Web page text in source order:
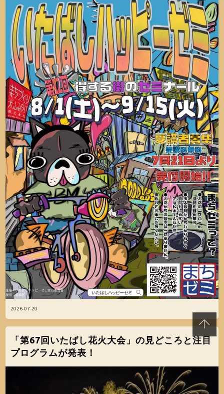
2026-07-20
「第67回いたばし花火大会」の見どころと注目
プログラムが発表！